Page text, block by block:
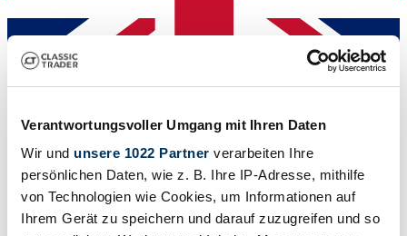
Verantwortungsvoller Umgang mit Ihren Daten
Wir und unsere 1022 Partner verarbeiten Ihre
persönlichen Daten, wie z. B. Ihre IP-Adresse, mithilfe
von Technologien wie Cookies, um Informationen auf
Ihrem Gerät zu speichern und darauf zuzugreifen und so
Dealer